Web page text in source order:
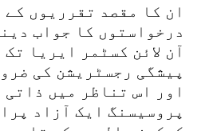
ان کا مقصد تقرریوں کے
درخواستوں کا جواب
آن لائن کسٹمر ایریا
پیشگی رجسٹریشن کی
اور اس تناظر میں ذاتی
پروسیسنگ ایک آزاد